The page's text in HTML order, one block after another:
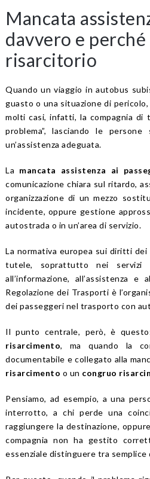
Mancata
davvero e
risarcitorio
Quando un viaggio in autobus
guasto o una situazione di
molti casi, infatti, la compagnia di
problema”, lasciando le
un’assistenza adeguata.
La mancata assistenza ai
comunicazione chiara sul ritardo,
organizzazione di un mezzo
incidente, oppure gestione
autostrada o in un’area di servizio.
La normativa europea sui diritti
tutele, soprattutto nei servizi
all’informazione, all’assistenza
Regolazione dei Trasporti è
dei passeggeri nel trasporto con
Il punto centrale, però, è
risarcimento, ma quando la
documentabile e collegato alla
risarcimento o un congruo
Pensiamo, ad esempio, a una
interrotto, a chi perde una
raggiungere la destinazione,
compagnia non ha gestito
essenziale distinguere tra